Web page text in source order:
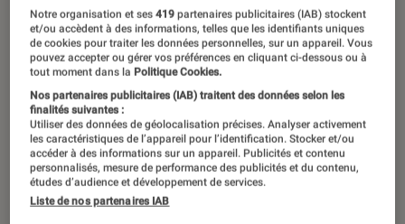
Notre organisation et ses419 partenaires publicitaires (IAB) stockent
et/ou accèdent à des informations, telles que les identifiants uniques
de cookies pour traiter les données personnelles, sur un appareil. Vous
pouvez accepter ou gérer vos préférences en cliquant ci-dessous ou à
tout moment dans la Politique Cookies.
Nos partenaires publicitaires (IAB) traitent des données selon les
finalités suivantes :
Utiliser des données de géolocalisation précises. Analyser activement
les caractéristiques de l’appareil pour l’identification. Stocker et/ou
accéder à des informations sur un appareil. Publicités et contenu
personnalisés, mesure de performance des publicités et du contenu,
études d’audience et développement de services.
Liste de nos partenaires IAB